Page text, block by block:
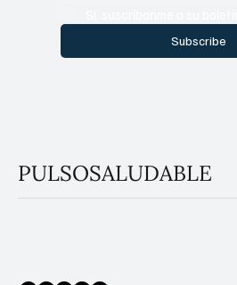
Subscribe
PULSOSALUDABLE